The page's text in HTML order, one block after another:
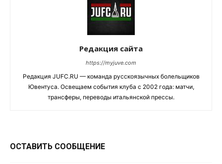
Редакция сайта
https://myjuve.com
Редакция JUFC.RU — команда русскоязычных болельщиков
Ювентуса. Освещаем события клуба с 2002 года: матчи,
трансферы, переводы итальянской прессы.
ОСТАВИТЬ СООБЩЕНИЕ